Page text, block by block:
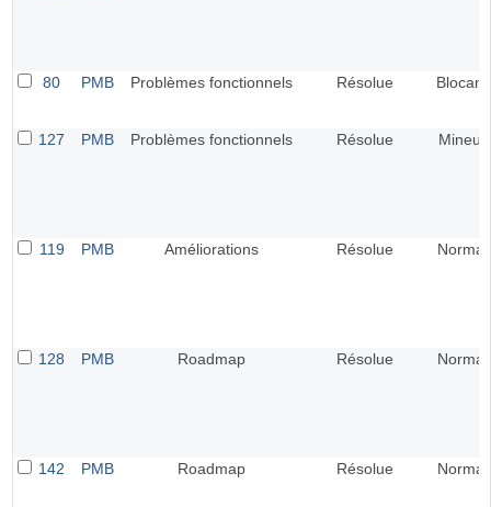
80 PMB Problèmes fonctionnels Résolue Blocant
127 PMB Problèmes fonctionnels Résolue Mineur
119 PMB Améliorations Résolue Normal
128 PMB Roadmap Résolue Normal
142 PMB Roadmap Résolue Normal